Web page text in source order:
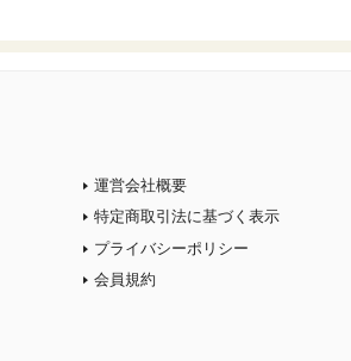
運営会社概要
特定商取引法に基づく表示
プライバシーポリシー
会員規約